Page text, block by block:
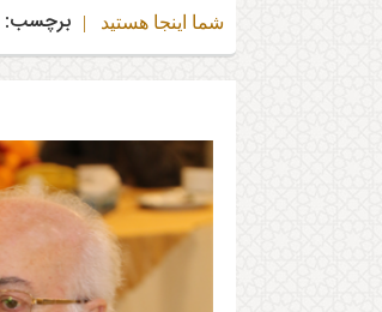
شما اینجا هستید | برچسب: